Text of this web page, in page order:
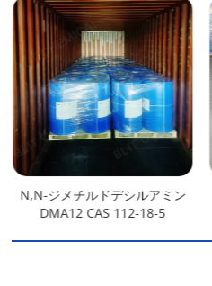
N,N-ジメチルドデシルアミン
DMA12 CAS 112-18-5